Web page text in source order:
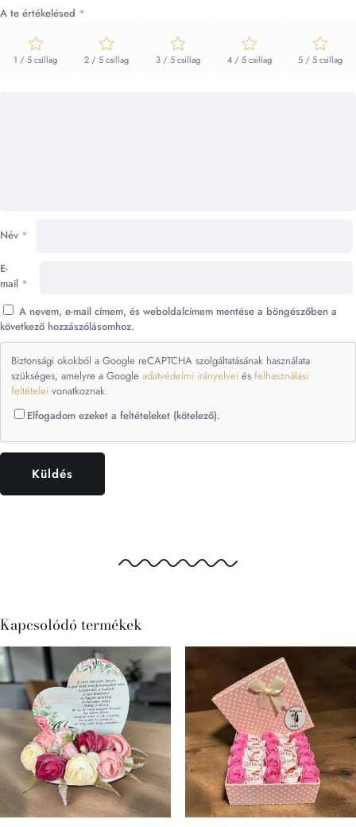
A te értékelésed *
1 / 5 csillag 2 / 5 csillag 3 / 5 csillag 4 / 5 csillag 5 / 5 csillag
Név *
E-
mail *
A nevem, e-mail címem, és weboldalcímem mentése a böngészőben a
következő hozzászólásomhoz.
Biztonsági okokból a Google reCAPTCHA szolgáltatásának használata
szükséges, amelyre a Google adatvédelmi irányelvei és felhasználási
feltételei vonatkoznak.
Elfogadom ezeket a feltételeket (kötelező).
Kapcsolódó termékek